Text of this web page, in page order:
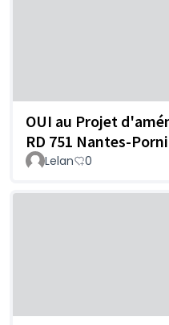
OUI au Projet
RD 751 Nantes-
Lelan 0